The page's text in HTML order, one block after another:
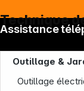
Technique
Outillage &
Outillage
Assistance